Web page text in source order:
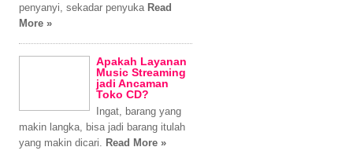
penyanyi, sekadar penyuka Read
More »
Apakah Layanan
Music Streaming
jadi Ancaman
Toko CD?
Ingat, barang yang
makin langka, bisa jadi barang itulah
yang makin dicari.
Read More »